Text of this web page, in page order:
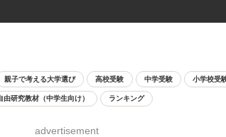
親子で考える大学選び 高校受験 中学受験 小学校受
由研究教材（中学生向け） ランキング
advertisement